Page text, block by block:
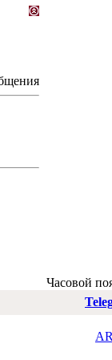
Часовой